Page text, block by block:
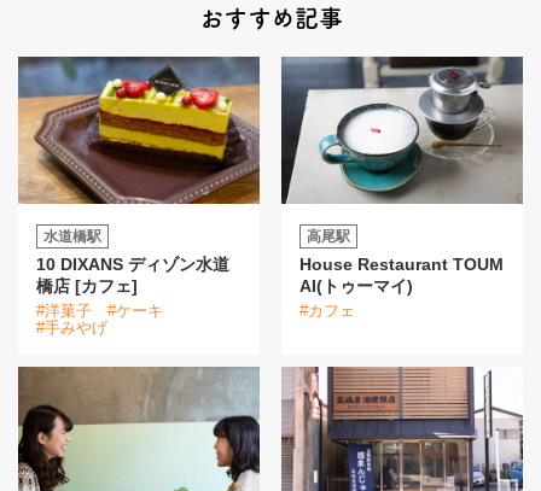
おすすめ記事
水道橋駅
10 DIXANS ディゾン水道
橋店 [カフェ]
#洋菓子
#ケーキ
#手みやげ
高尾駅
House Restaurant TOUM
AI(トゥーマイ)
#カフェ